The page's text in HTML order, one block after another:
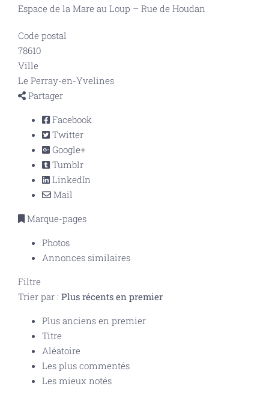
Espace de la Mare au Loup – Rue de Houdan
Code postal
78610
Ville
Le Perray-en-Yvelines
Partager
Facebook
Twitter
Google+
Tumblr
LinkedIn
Mail
Marque-pages
Photos
Annonces similaires
Filtre
Trier par : Plus récents en premier
Plus anciens en premier
Titre
Aléatoire
Les plus commentés
Les mieux notés